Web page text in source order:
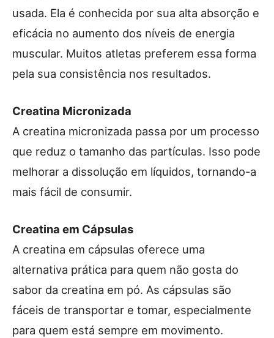
usada. Ela é conhecida por sua alta absorção e
eficácia no aumento dos níveis de energia
muscular. Muitos atletas preferem essa forma
pela sua consistência nos resultados.
Creatina Micronizada
A creatina micronizada passa por um processo
que reduz o tamanho das partículas. Isso pode
melhorar a dissolução em líquidos, tornando-a
mais fácil de consumir.
Creatina em Cápsulas
A creatina em cápsulas oferece uma
alternativa prática para quem não gosta do
sabor da creatina em pó. As cápsulas são
fáceis de transportar e tomar, especialmente
para quem está sempre em movimento.